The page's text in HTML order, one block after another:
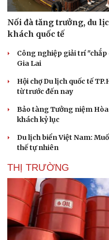
Nối đà tăng trưởng, du
khách quốc tế
Công nghiệp giải trí
Gia Lai
Hội chợ Du lịch quốc tế
từ trước đến nay
Bảo tàng Tưởng niệm
khách kỷ lục
Du lịch biển Việt Nam:
thế tự nhiên
THỊ TRƯỜNG